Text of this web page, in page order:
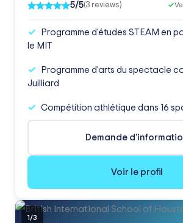
5/5(3 reviews) ✓
Programme d'études STEAM en
le MIT
Programme d'arts du spectacle
Juilliard
Compétition athlétique dans 16
Demande
Voir le profil
1 /3